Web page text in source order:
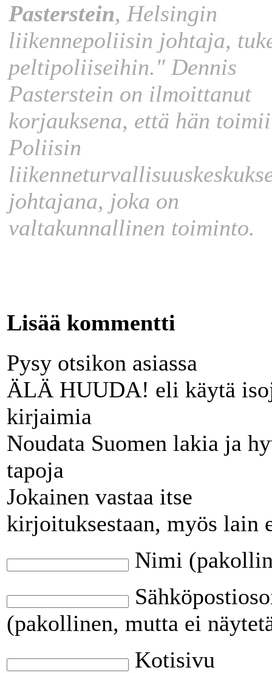
Pasterstein, Helsingin
liikennepoliisin johtaja,
peltipoliiseihin." Dennis
Pasterstein on ilmoittanut
korjauksena, että hän toimii
Poliisin
johtajana, joka on
valtakunnallinen toiminto.
Lisää kommentti
Pysy otsikon asiassa
ÄLÄ HUUDA! eli käytä
kirjaimia
Noudata Suomen lakia ja
tapoja
Jokainen vastaa itse
kirjoituksestaan, myös lain
Nimi
(pakollinen, mutta ei
Kotisivu